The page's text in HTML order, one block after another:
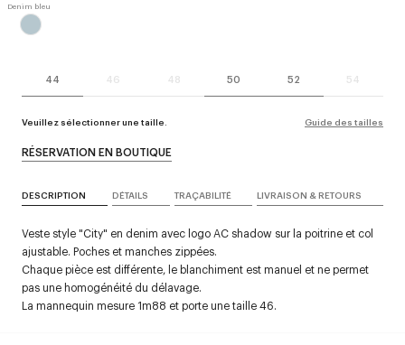
44 46 48 50 52 54
Veuillez sélectionner une taille. Guide des tailles
RÉSERVATION EN BOUTIQUE
DESCRIPTION DÉTAILS TRAÇABILITÉ LIVRAISON & RETOURS
Veste style "City" en denim avec logo AC shadow sur la poitrine et col
ajustable. Poches et manches zippées.
Chaque pièce est différente, le blanchiment est manuel et ne permet
pas une homogénéité du délavage.
La mannequin mesure 1m88 et porte une taille 46.